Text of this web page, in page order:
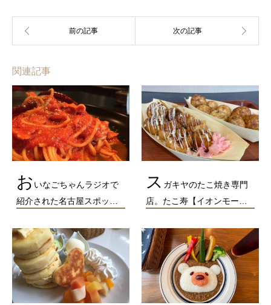
関連記事
おいなごちゃんラジオで
紹介された名古屋スポッ…
ス ガキヤのたこ焼き専門
店。たこ寿【イオンモー…